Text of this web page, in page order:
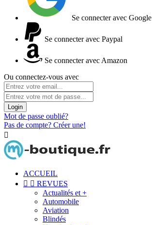
Se connecter avec Google
Se connecter avec Paypal
Se connecter avec Amazon
Ou connectez-vous avec
Login
Mot de passe oublié?
Pas de compte? Créer une!

ACCUEIL
  REVUES
Actualités et +
Automobile
Aviation
Blindés